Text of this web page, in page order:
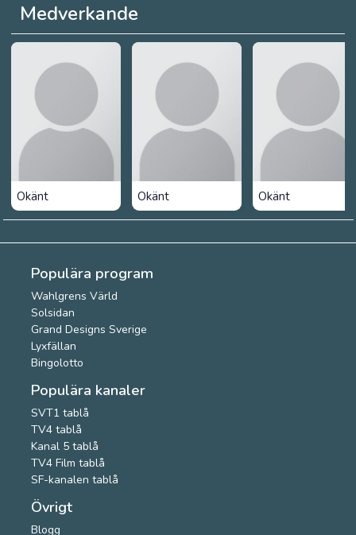
Medverkande
Okänt Okänt Okänt
Populära program
Wahlgrens Värld
Solsidan
Grand Designs Sverige
Lyxfällan
Bingolotto
Populära kanaler
SVT1 tablå
TV4 tablå
Kanal 5 tablå
TV4 Film tablå
SF-kanalen tablå
Övrigt
Blogg